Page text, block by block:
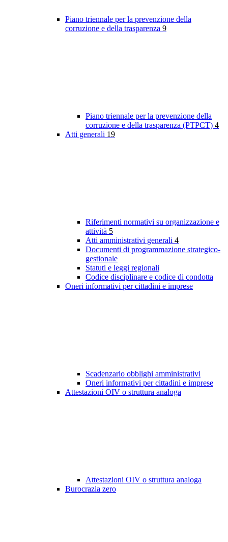
Piano triennale per la prevenzione della
corruzione e della trasparenza 9
Piano triennale per la prevenzione della
corruzione e della trasparenza (PTPCT) 4
Atti generali 19
Riferimenti normativi su organizzazione e
attività 5
Atti amministrativi generali 4
Documenti di programmazione strategico-
gestionale
Statuti e leggi regionali
Codice disciplinare e codice di condotta
Oneri informativi per cittadini e imprese
Scadenzario obblighi amministrativi
Oneri informativi per cittadini e imprese
Attestazioni OIV o struttura analoga
Attestazioni OIV o struttura analoga
Burocrazia zero